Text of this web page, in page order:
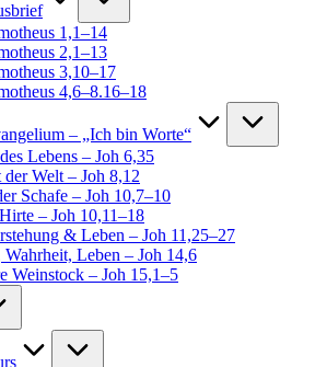
1,1–14
2,1–13
3,10–17
4,6–8.16–18
– „Ich bin Worte“
Lebens – Joh 6,35
Welt – Joh 8,12
Schafe – Joh 10,7–10
– Joh 10,11–18
& Leben – Joh 11,25–27
Wahrheit, Leben – Joh 14,6
Weinstock – Joh 15,1–5